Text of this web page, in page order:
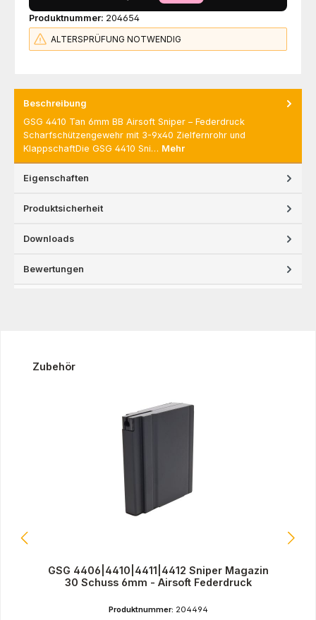
Produktnummer: 204654
ALTERSPRÜFUNG NOTWENDIG
Beschreibung
GSG 4410 Tan 6mm BB Airsoft Sniper – Federdruck
Scharfschützengewehr mit 3-9x40 Zielfernrohr und
KlappschaftDie GSG 4410 Sni… Mehr
Eigenschaften
Produktsicherheit
Downloads
Bewertungen
Produktgalerie überspringen
Zubehör
GSG 4406|4410|4411|4412 Sniper Magazin
30 Schuss 6mm - Airsoft Federdruck
Produktnummer: 204494